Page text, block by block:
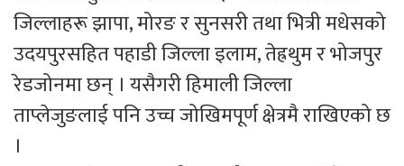
जिल्लाहरू झापा, मोरङ र सुनसरी तथा भित्री मधेसको
उदयपुरसहित पहाडी जिल्ला इलाम, तेह्रथुम र भोजपुर
रेडजोनमा छन् । यसैगरी हिमाली जिल्ला
ताप्लेजुङलाई पनि उच्च जोखिमपूर्ण क्षेत्रमै राखिएको छ
।